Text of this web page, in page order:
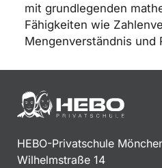
mit grundlegenden
Fähigkeiten wie
Mengenverständnis und
HEBO-Privatschule
Wilhelmstraße 14